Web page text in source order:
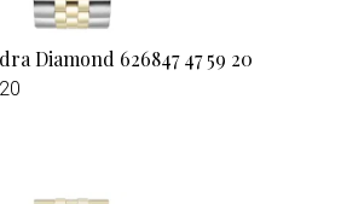
Diamond 626847 47 59 20